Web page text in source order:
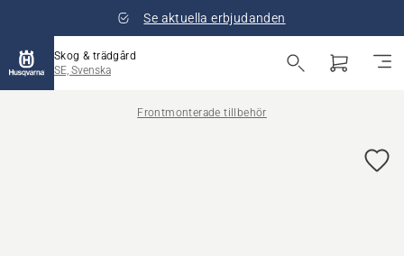
Se aktuella erbjudanden
Skog & trädgård
SE, Svenska
Frontmonterade tillbehör